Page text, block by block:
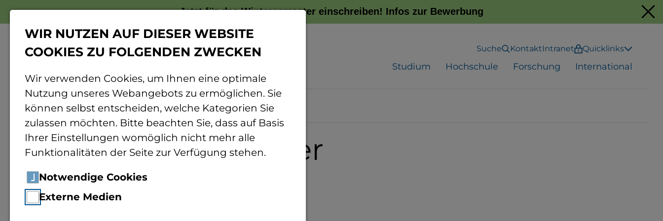
Jetzt für das Wintersemester einschreiben! Infos zur Bewerbung
Suche KontaktIntranet Quicklinks
Studium Hochschule Forschung International
Home Forschung Transfer
Forschungstransfer
WIR NUTZEN AUF DIESER WEBSITE
COOKIES ZU FOLGENDEN ZWECKEN
Wir verwenden Cookies, um Ihnen eine optimale
Nutzung unseres Webangebots zu ermöglichen. Sie
können selbst entscheiden, welche Kategorien Sie
zulassen möchten. Bitte beachten Sie, dass auf Basis
Ihrer Einstellungen womöglich nicht mehr alle
Funktionalitäten der Seite zur Verfügung stehen.
Notwendige Cookies
Externe Medien